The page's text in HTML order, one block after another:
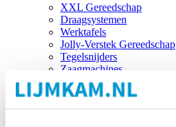
XXL Gereedschap
Draagsystemen
Werktafels
Jolly-Verstek Gereedschap
Tegelsnijders
Zaagmachines
Merken